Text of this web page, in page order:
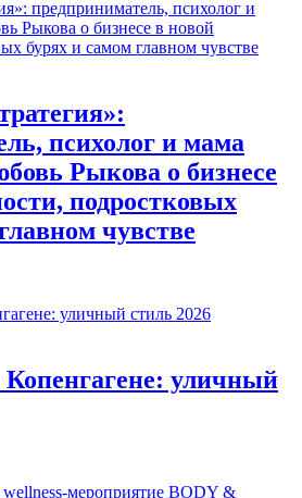
психолог и мама
Рыкова о бизнесе
подростковых
чувстве
уличный